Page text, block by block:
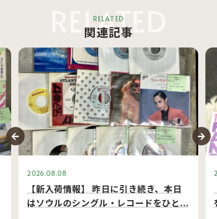
RELATED
RELATED
関連記事
2026.08.08
【新入荷情報】 昨日に引き続き、本日
はソウルのシングル・レコードをひと…